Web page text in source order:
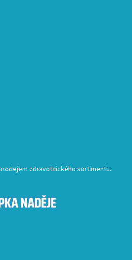
zdravotnického sortimentu.